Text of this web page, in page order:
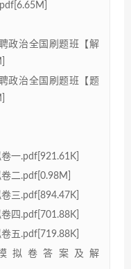
政治全国刷题班【解
政治全国刷题班【题
一.pdf[921.61K]
二.pdf[0.98M]
三.pdf[894.47K]
四.pdf[701.88K]
五.pdf[719.88K]
拟卷答案及解